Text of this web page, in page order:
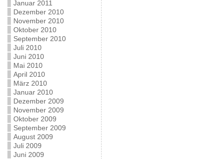
Januar 2011
Dezember 2010
November 2010
Oktober 2010
September 2010
Juli 2010
Juni 2010
Mai 2010
April 2010
März 2010
Januar 2010
Dezember 2009
November 2009
Oktober 2009
September 2009
August 2009
Juli 2009
Juni 2009